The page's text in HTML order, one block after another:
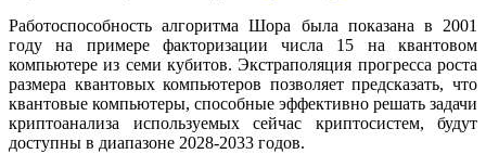
Работоспособность алгоритма Шора была показана в 2001
году на примере факторизации числа 15 на квантовом
компьютере из семи кубитов. Экстраполяция прогресса роста
размера квантовых компьютеров позволяет предсказать, что
квантовые компьютеры, способные эффективно решать задачи
криптоанализа используемых сейчас криптосистем, будут
доступны в диапазоне 2028-2033 годов.